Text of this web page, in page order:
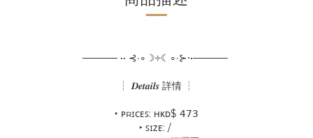
───── •• ⊰∙∘☽༓☾∘∙⊱⋅•─────
┆ 𝑫𝒆𝒕𝒂𝒊𝒍𝒔 詳情 ┆
‣ ᴘʀɪᴄᴇꜱ: ʜᴋᴅ$ 𝟦𝟩𝟥
‣ ꜱɪᴢᴇ: /